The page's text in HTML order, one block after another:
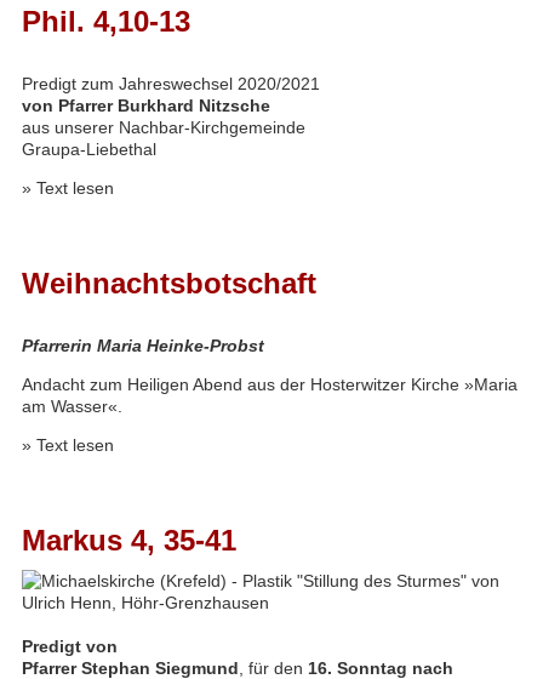
Phil. 4,10-13
Predigt zum Jahreswechsel 2020/2021
von Pfarrer Burkhard Nitzsche
aus unserer Nachbar-Kirchgemeinde
Graupa-Liebethal
» Text lesen
Weihnachtsbotschaft
Pfarrerin Maria Heinke-Probst
Andacht zum Heiligen Abend aus der Hosterwitzer Kirche »Maria
am Wasser«.
» Text lesen
Markus 4, 35-41
Predigt von
Pfarrer Stephan Siegmund , für den 16. Sonntag nach